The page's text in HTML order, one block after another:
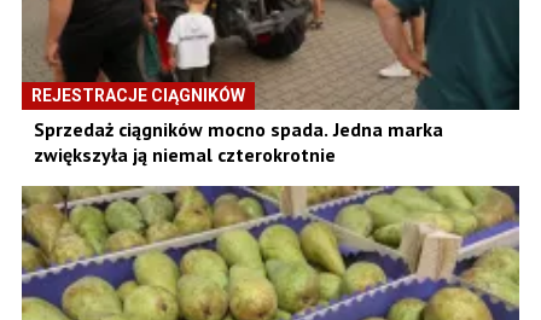
REJESTRACJE CIĄGNIKÓW
Sprzedaż ciągników mocno spada. Jedna marka
zwiększyła ją niemal czterokrotnie